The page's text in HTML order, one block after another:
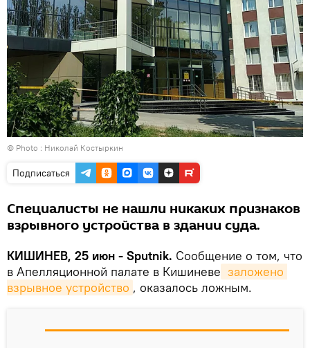
© Photo : Николай Костыркин
Подписаться
Специалисты не нашли никаких признаков
взрывного устройства в здании суда.
КИШИНЕВ, 25 июн - Sputnik. Сообщение о том, что
в Апелляционной палате в Кишиневе заложено
взрывное устройство , оказалось ложным.